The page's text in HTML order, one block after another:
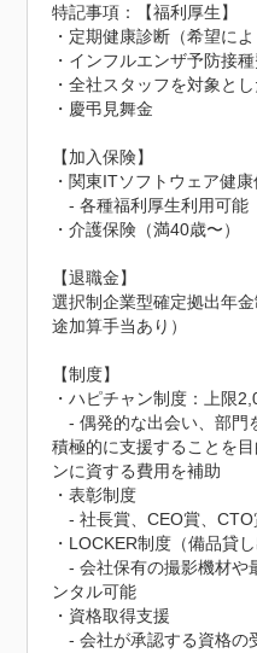
特記事項：【福利厚生】
・定期健康診断（希望に
・インフルエンザ予防接
・全社スタッフを対象と
・慶弔見舞金
【加入保険】
・関東ITソフトウェア健
- 各種福利厚生利用可能
・介護保険（満40歳〜）
【退職金】
選択制企業型確定拠出年
途加算手当あり）
【制度】
・ハピチャン制度：上限
- 偶発的な出会い、部門
積極的に支援することを
ンに資する費用を補助
・表彰制度
- 社長賞、CEO賞、CTO
・LOCKER制度（備品貸し
- 会社保有の撮影機材や
ンタル可能
・資格取得支援
- 会社が承認する資格の